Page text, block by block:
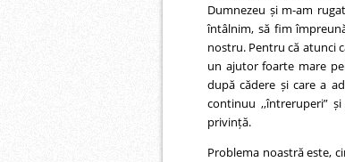
Dumnezeu și m-am
întâlnim, să fim
nostru. Pentru că atunci
un ajutor foarte mare
după cădere și care a
continuu ,,întreruperi”
privință.
Problema noastră este,